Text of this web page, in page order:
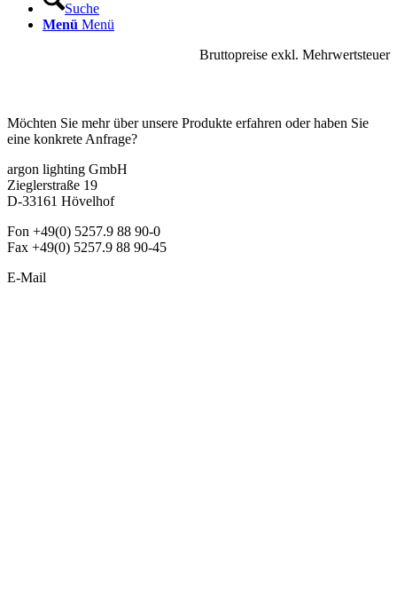
Suche
Menü Menü
Bruttopreise exkl. Mehrwertsteuer
Möchten Sie mehr über unsere Produkte erfahren oder haben Sie
eine konkrete Anfrage?
argon lighting GmbH
Zieglerstraße 19
D-33161 Hövelhof
Fon +49(0) 5257.9 88 90-0
Fax +49(0) 5257.9 88 90-45
E-Mail